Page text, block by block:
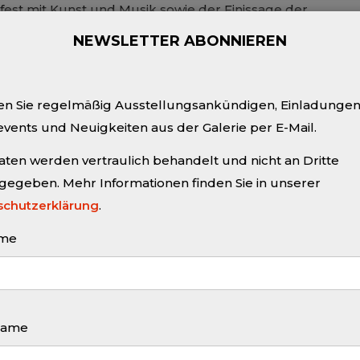
mit Kunst und Musik sowie der Finissage der
„Querverweis“ von Johannes Mundinger und
#155
| Galerie KÖPPE CONTEMPORARY Bei
Öl auf Leinwand (200 × 300 cm), 2023
NEWSLETTER ABONNIEREN
Sie regelmäßig Ausstellungsankündigen,
und Neuigkeiten aus der Galerie per E-Mail.
werden vertraulich behandelt und nicht an Dritte
Mehr Informationen finden Sie in unserer
.